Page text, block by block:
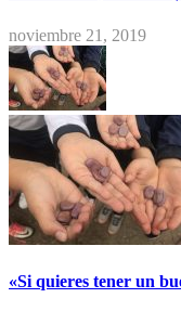
noviembre 21, 2019
«Si quieres tener un